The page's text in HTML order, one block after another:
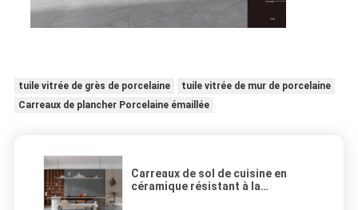
tuile vitrée de grès de porcelaine
tuile vitrée de mur de porcelaine
Carreaux de plancher Porcelaine émaillée
Carreaux de sol de cuisine en
céramique résistant à la